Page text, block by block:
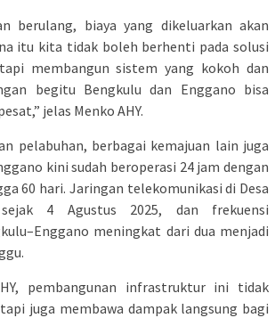
berulang, biaya yang dikeluarkan akan
itu kita tidak boleh berhenti pada solusi
membangun sistem yang kokoh dan
begitu Bengkulu dan Enggano bisa
jelas Menko AHY.
pelabuhan, berbagai kemajuan lain juga
kini sudah beroperasi 24 jam dengan
60 hari. Jaringan telekomunikasi di Desa
4 Agustus 2025, dan frekuensi
meningkat dari dua menjadi
pembangunan infrastruktur ini tidak
juga membawa dampak langsung bagi